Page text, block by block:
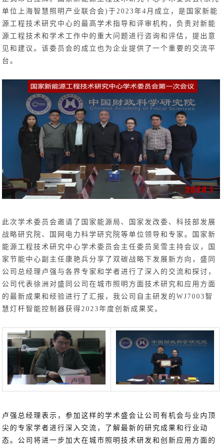
单位上海智慧照明产业联合会)于2023年4月成立，是国家新能
源工程技术研究中心的最高学术指导和评审机构，负责对新能
源工程技术和学术工作中的重大问题进行咨询和评估，提出意
见和建议。该委员会的成立也为企业提供了一个重要的交流平
台。
此次学术委员会邀请了国家能源局、国家发改委、科技部发展
战略研究院、国网电力科学研究院等单位领导和专家。国家新
能源工程技术研究中心学术委员会主任委员吴雪主持会议，国
家节能中心副主任康艳兵分享了双碳战略下发展新方向，盛同
公司总经理卢强与各界专家和学者进行了深入的交流和探讨，
公司代表徐洲对盛同公司在城市照明方面技术研究和应用方面
的最新成果和经验进行了汇报，我公司自主研发的WJ7003智
慧灯杆智能控制器获得2023年度创新成果奖。
卢强总经理表示，参加这样的学术盛会让公司有机会与业内顶
尖的专家学者进行深入交流，了解最新的研究成果和行业动
态。公司将进一步加大在城市照明技术研发和创新应用方面的